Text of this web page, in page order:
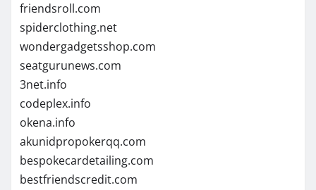
friendsroll.com
spiderclothing.net
wondergadgetsshop.com
seatgurunews.com
3net.info
codeplex.info
okena.info
akunidpropokerqq.com
bespokecardetailing.com
bestfriendscredit.com